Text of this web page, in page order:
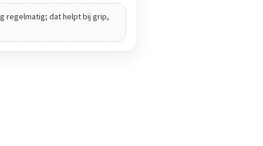
regelmatig; dat helpt bij grip,